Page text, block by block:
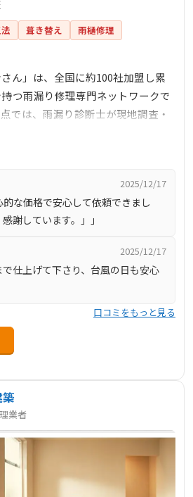
葺き替え
雨樋修理
ん」は、全国に約100社加盟し累
つ雨漏り修理専門ネットワークで
では、雨漏り診断士が現地調査・
どを無料で行い、原因を根本から
迅速対応を実施。最長10年の業者
アフターフォローも充実していま
なる安心の屋根修繕を地域に寄り
信頼を獲得しています。
2025/12/17
的な価格で安心して依頼できまし
謝しています。」」
2025/12/17
で仕上げて下さり、台風の日も安心
口コミをもっと見る
業者